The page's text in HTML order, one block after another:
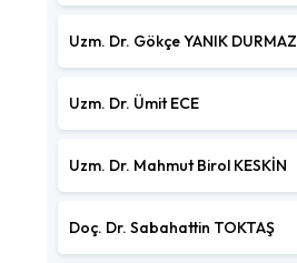
Uzm. Dr. Gökçe YANIK DURMAZ
Uzm. Dr. Ümit ECE
Uzm. Dr. Mahmut Birol KESKİN
Doç. Dr. Sabahattin TOKTAŞ